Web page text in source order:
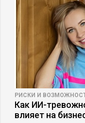
РИСКИ И
Как ИИ-
влияет на